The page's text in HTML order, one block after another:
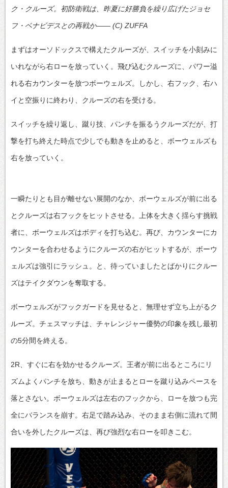
ク・クルーズ。初防衛戦は、昨夏に好勝負を繰り広げたジョセ
フ・ベナビデスとの再戦か―― (C) ZUFFA
まずはオーソドックスで構えたクルーズが、スイッチを小刻みに
いれながら右ローを放っていく。飛び込むクルーズに、パワー溢
れる右カウンターを放つボーウェルズ。しかし、右フック、右ハ
イと空振りに終わり、クルーズの右を受ける。
スイッチを繰り返し、蹴り技、パンチを振るうクルーズだが、打
撃を打ち終えた時点で少しでも動きを止めると、ボーウェルズも
右を放っていく。
一瞬たりとも目が離せない展開のなか、ボーウェルズが前に出る
とクルーズは右フックをヒットさせる。上体を大きく揺らす挑戦
者に、ボーウェルズはボディを打ち込む。再び、カウンターにカ
ウンターを合わせるようにクルーズの右がヒットするが、ボーウ
ェルズは強引にラッシュ。と、待っていましたとばかりにクルー
ズはテイクダウンを奪取する。
ボーウェルズがフックガードを見せると、無理せず立ち上がるク
ルーズ。チェスマッチは、チャレンジャー優勢の印象を残し最初
の5分間を終える。
2R、すぐに右を効かせるクルーズ。王者が前に出るところにリ
ズムよくパンチを放ち、動きが止まるとローを蹴り込みペースを
落とさない。ボーウェルズは左右のフックから、ローを放つも完
全にバランスを崩す。右足で踏み込み、そのまま右側に流れて間
合いを外したクルーズは、再び強烈な右ローを叩きこむ。